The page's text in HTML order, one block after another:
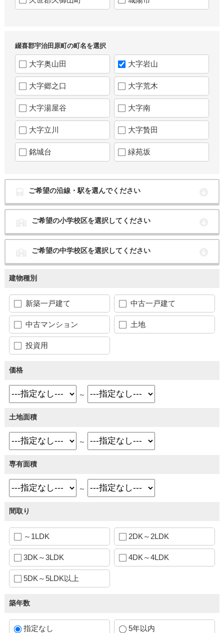
綴喜郡宇治田原町の町名を選択
大字奥山田 大字岩山
大字郷之口 大字荒木
大字湯屋谷 大字南
大字立川 大字贄田
銘城台 緑苑坂
ご希望の沿線・駅を選んでください
ご希望の小学校区を選択してください
ご希望の中学校区を選択してください
建物種別
新築一戸建て 中古一戸建て
中古マンション 土地
投資用
価格
～
土地面積
～
専有面積
～
間取り
～1LDK 2DK～2LDK
3DK～3LDK 4DK～4LDK
5DK～5LDK以上
築年数
指定なし 5年以内